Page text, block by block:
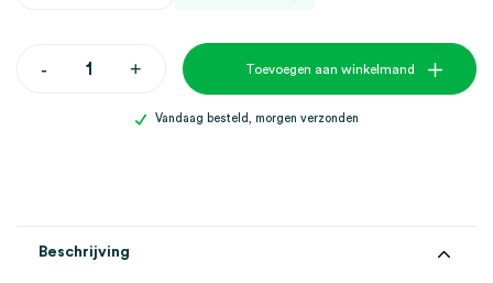
-Mepitel
wondcontactlaag,
+ Toevoegen aan winkelmand
Vandaag besteld, morgen verzonden
Beschrijving